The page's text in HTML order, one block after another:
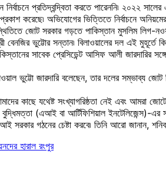
প্রতিদ্বন্দ্বিতা করতে পারেননি৷ ২০২২
করেছে৷ অভিযোগের ভিত্তিতে নির্বাচনে
জোট সরকার গড়তে পাকিস্তান মুসলিম লিগ-
ভুট্টোর সন্তান৷ বিলাওয়ালের দল এই মুহূর্তে
সাবেক প্রেসিডেন্ট আসিফ আলী
ভুট্টো জারদারি বলেছেন, তার দলের
কাছে যথেষ্ট সংখ্যাগরিষ্ঠতা নেই এবং আমরা
(এআই বা আর্টিফিশিয়াল ইনটেলিজেন্স)-এর
সরকার গঠনের চেষ্টা করবে৷ তিনি আরো জানান,
হারাল রংপুর